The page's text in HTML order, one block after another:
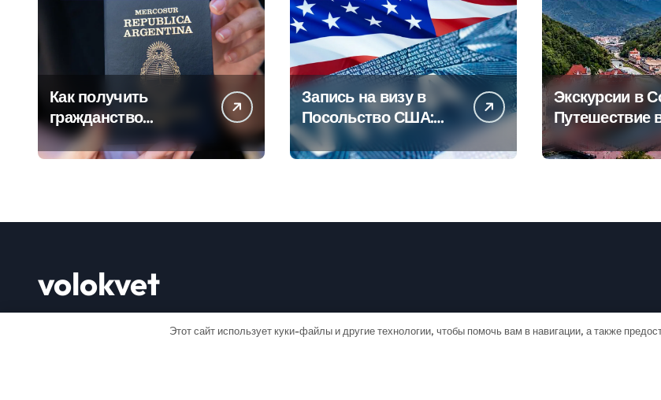
Как получить
гражданство
Аргентины: Полное
руководство
Запись на визу в
Посольство США:
Пошаговое
руководство
Экскурсии в
Путешествие
сердце
volokvet
Этот сайт использует куки-файлы и другие технологии, чтобы помочь вам в навигации, а также